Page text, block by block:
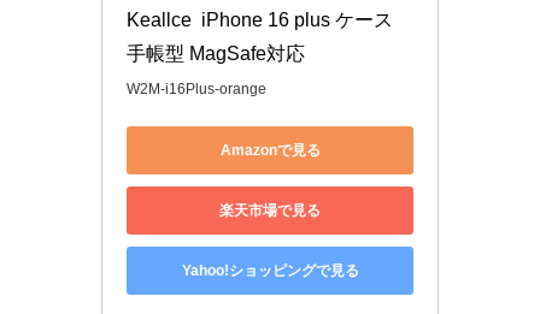
Keallce  iPhone 16 plus ケース
手帳型 MagSafe対応
W2M-i16Plus-orange
Amazonで見る
楽天市場で見る
Yahoo!ショッピングで見る